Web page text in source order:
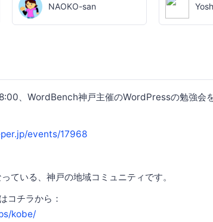
NAOKO-san
、WordBench神戸主催のWordPressの勉強会
events/17968
いる、神戸の地域コミュニティです。
コチラから：
kobe/